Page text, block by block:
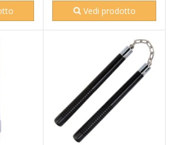
Vedi prodotto